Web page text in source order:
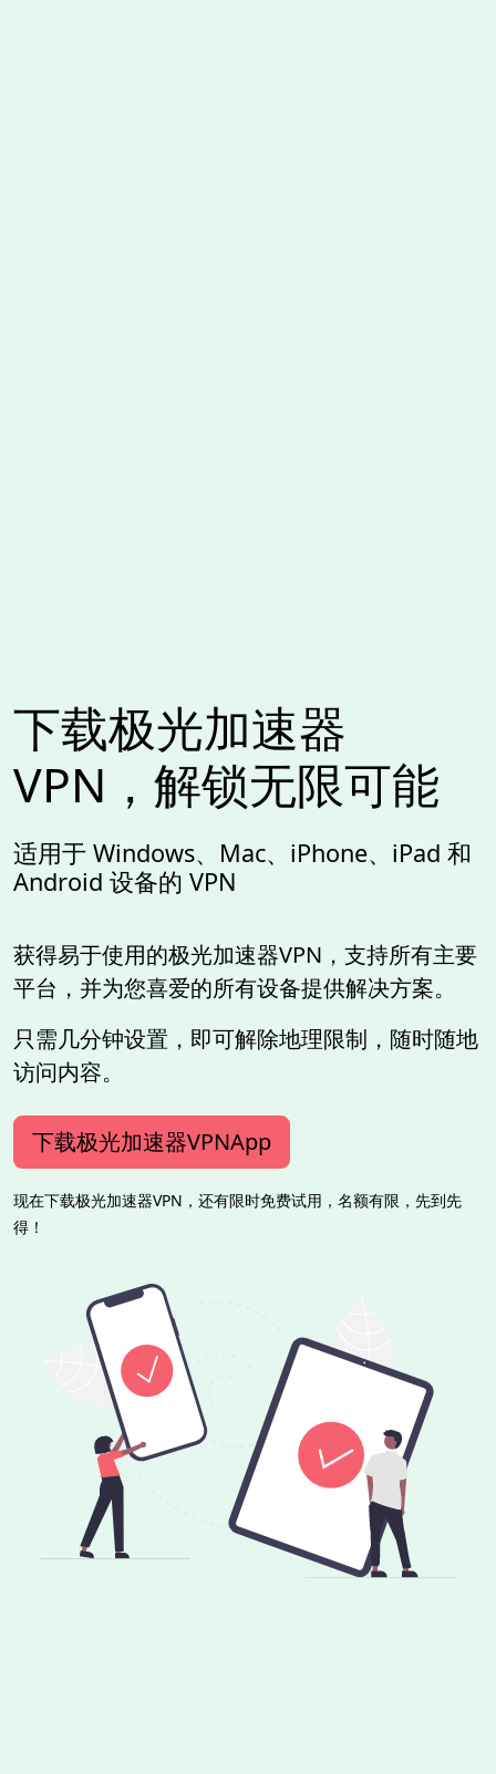
下载极光加速器
VPN，解锁无限可能
适用于 Windows、Mac、iPhone、iPad 和
Android 设备的 VPN
获得易于使用的极光加速器VPN，支持所有主要
平台，并为您喜爱的所有设备提供解决方案。
只需几分钟设置，即可解除地理限制，随时随地
访问内容。
下载极光加速器VPNApp
现在下载极光加速器VPN，还有限时免费试用，名额有限，先到先
得！